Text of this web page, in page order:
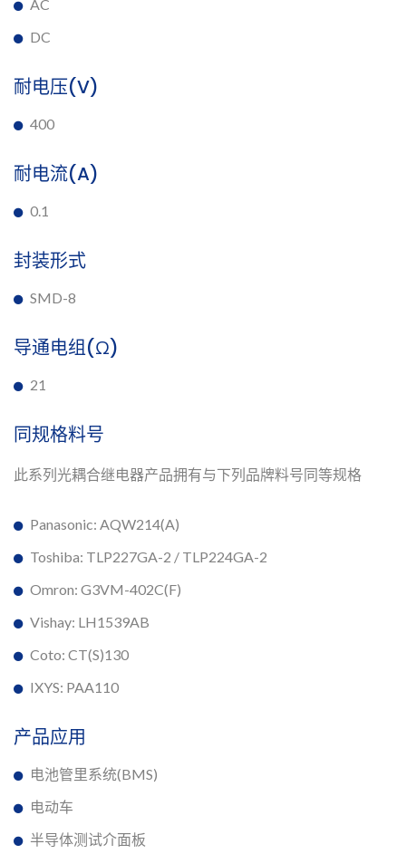
AC
DC
耐电压(V)
400
耐电流(A)
0.1
封装形式
SMD-8
导通电组(Ω)
21
同规格料号
此系列光耦合继电器产品拥有与下列品牌料号同等规格
Panasonic: AQW214(A)
Toshiba: TLP227GA-2 / TLP224GA-2
Omron: G3VM-402C(F)
Vishay: LH1539AB
Coto: CT(S)130
IXYS: PAA110
产品应用
电池管里系统(BMS)
电动车
半导体测试介面板